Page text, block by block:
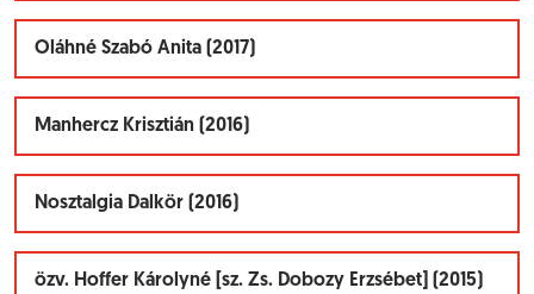
Oláhné Szabó Anita (2017)
Manhercz Krisztián (2016)
Nosztalgia Dalkör (2016)
özv. Hoffer Károlyné [sz. Zs. Dobozy Erzsébet] (2015)